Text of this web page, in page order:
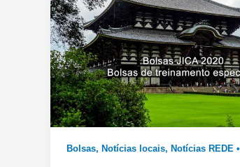
Bolsas, Notícias locais, Notícias REDE•